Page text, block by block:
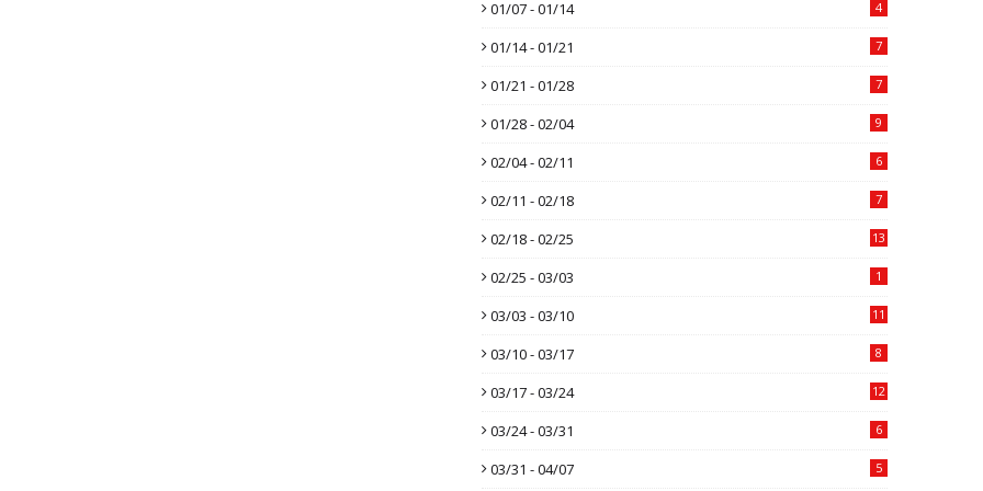
01/07 - 01/14 4
01/14 - 01/21 7
01/21 - 01/28 7
01/28 - 02/04 9
02/04 - 02/11 6
02/11 - 02/18 7
02/18 - 02/25 13
02/25 - 03/03 1
03/03 - 03/10 11
03/10 - 03/17 8
03/17 - 03/24 12
03/24 - 03/31 6
03/31 - 04/07 5